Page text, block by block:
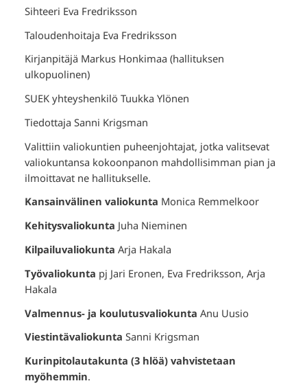
Sihteeri Eva Fredriksson
Taloudenhoitaja Eva Fredriksson
Kirjanpitäjä Markus Honkimaa (hallituksen
ulkopuolinen)
SUEK yhteyshenkilö Tuukka Ylönen
Tiedottaja Sanni Krigsman
Valittiin valiokuntien puheenjohtajat, jotka valitsevat
valiokuntansa kokoonpanon mahdollisimman pian ja
ilmoittavat ne hallitukselle.
Kansainvälinen valiokunta Monica Remmelkoor
Kehitysvaliokunta Juha Nieminen
Kilpailuvaliokunta Arja Hakala
Työvaliokunta pj Jari Eronen, Eva Fredriksson, Arja
Hakala
Valmennus- ja koulutusvaliokunta Anu Uusio
Viestintävaliokunta Sanni Krigsman
Kurinpitolautakunta (3 hlöä) vahvistetaan
myöhemmin.